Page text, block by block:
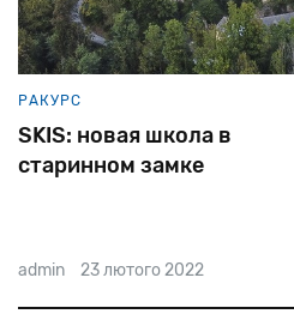
РАКУРС
SKIS: новая школа в
старинном замке
admin 23 лютого 2022